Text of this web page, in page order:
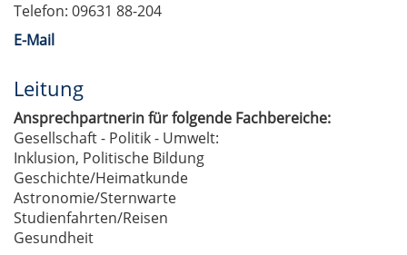
Telefon: 09631 88-204
E-Mail
Leitung
Ansprechpartnerin für folgende Fachbereiche:
Gesellschaft - Politik - Umwelt:
Inklusion, Politische Bildung
Geschichte/Heimatkunde
Astronomie/Sternwarte
Studienfahrten/Reisen
Gesundheit